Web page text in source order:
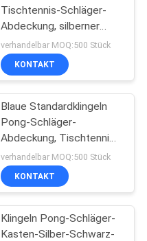
Tischtennis-Schläger-
Abdeckung, silberner
Rand-Stahlriegel-Klingeln
Pong-Paddel-Kasten
verhandelbar MOQ:500 Stück
KONTAKT
Blaue Standardklingeln
Pong-Schläger-
Abdeckung, Tischtennis-
Paddel-Kasten für
Innenspieler
verhandelbar MOQ:500 Stück
KONTAKT
Klingeln Pong-Schläger-
Kasten-Silber-Schwarz-